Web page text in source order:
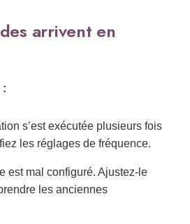
arrivent en
:
s’est exécutée plusieurs fois
les réglages de fréquence.
est mal configuré. Ajustez-le
les anciennes